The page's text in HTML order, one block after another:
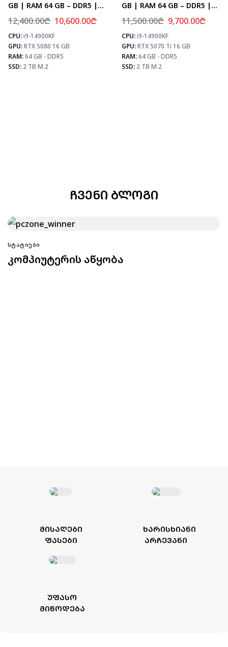
GB | RAM 64 GB – DDR5 |
Z790 | SSD 2 TB M.2
12,400.00₾ 10,600.00₾
CPU:i9-14900KF
GPU:RTX 5080 16 GB
RAM:64 GB - DDR5
SSD: 2 TB M.2
⚡ MAX FPS
CS2
504
PUBG
307
Fortnite
361
GB | RAM 64 GB – DDR5 |
Z790 | SSD 2 TB M.2
11,500.00₾ 9,700.00₾
CPU:i9-14900KF
GPU:RTX 5070 Ti 16 GB
RAM:64 GB - DDR5
SSD: 2 TB M.2
ᲩᲕᲔᲜᲘ ᲑᲚᲝᲒᲘ
ᲡᲢᲐᲢᲘᲔᲑᲘ
კომპიუტერის აწყობა
ᲮᲐᲠᲘᲡᲮᲘᲐᲜᲘ
ᲐᲠᲩᲔᲕᲐᲜᲘ
ᲛᲘᲡᲐᲦᲔᲑᲘ
ᲤᲐᲡᲔᲑᲘ
ᲣᲤᲐᲡᲝ
ᲛᲘᲬᲝᲓᲔᲑᲐ